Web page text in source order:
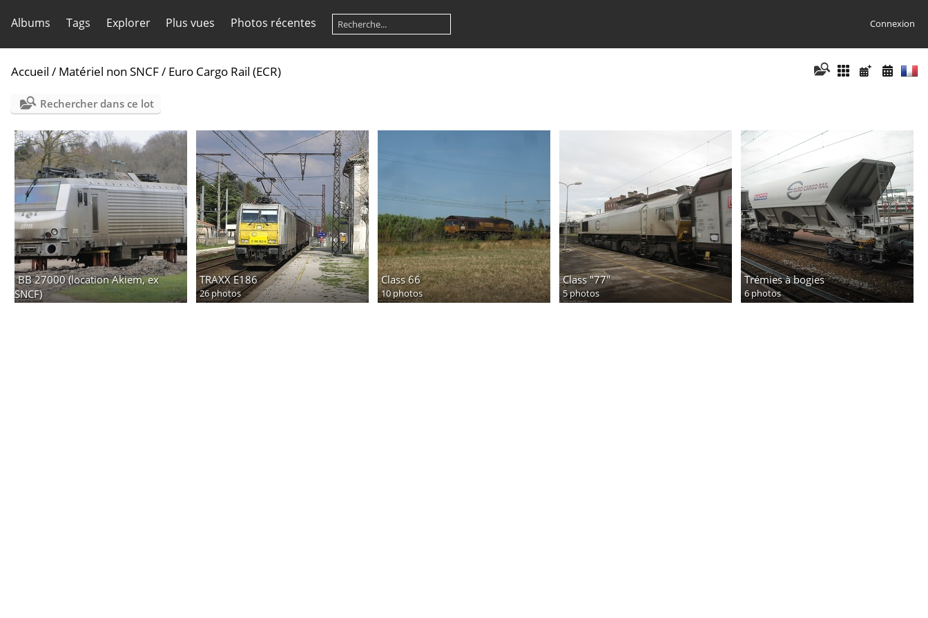
Albums Tags Explorer Plus vues Photos récentes Connexion
Accueil / Matériel non SNCF/ Euro Cargo Rail (ECR)
Rechercher dans ce lot
BB 27000 (location Akiem, ex
SNCF)
TRAXX E186
26 photos
Class 66
10 photos
Class "77"
5 photos
Trémies à bogies
6 photos